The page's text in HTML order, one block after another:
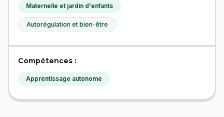
Maternelle et jardin d'enfants
Autorégulation et bien-être
Compétences :
Apprentissage autonome